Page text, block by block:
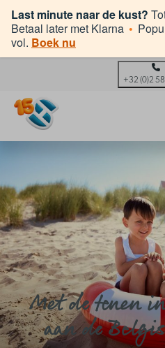
Last minute naar de kust?
Betaal later met Klarna •
vol. Boek nu
+32 (0)2
Met de tenen
aan de